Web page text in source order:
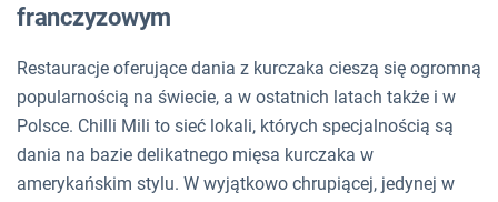
franczyzowym
Restauracje oferujące dania z kurczaka cieszą się ogromną
popularnością na świecie, a w ostatnich latach także i w
Polsce. Chilli Mili to sieć lokali, których specjalnością są
dania na bazie delikatnego mięsa kurczaka w
amerykańskim stylu. W wyjątkowo chrupiącej, jedynej w